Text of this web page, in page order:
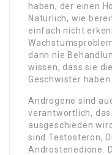
haben, der einen
Natürlich, wie
einfach nicht
dann nie
wissen, dass sie
Geschwister haben.
Androgene sind
verantwortlich, das
ausgeschieden
sind Testosteron,
Androstenedione.